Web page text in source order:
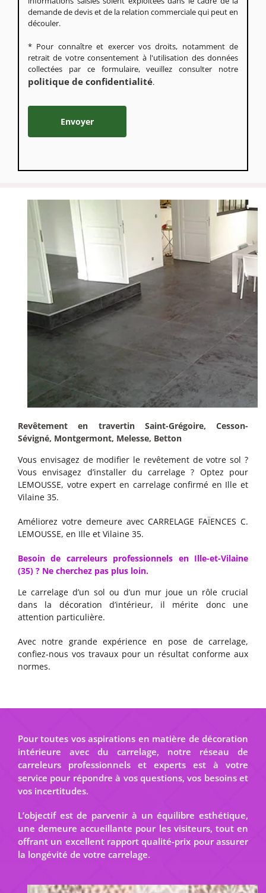
demande de devis et de la relation commerciale qui peut en
découler.
* Pour connaître et exercer vos droits, notamment de
retrait de votre consentement à l'utilisation des données
collectées par ce formulaire, veuillez consulter notre
politique de confidentialité.
Revêtement en travertin Saint-Grégoire, Cesson-
Sévigné, Montgermont, Melesse, Betton
Vous envisagez de modifier le revêtement de votre sol ?
Vous envisagez d’installer du carrelage ? Optez pour
LEMOUSSE, votre expert en carrelage confirmé en Ille et
Vilaine 35.
Améliorez votre demeure avec CARRELAGE FAÏENCES C.
LEMOUSSE, en Ille et Vilaine 35.
Besoin de carreleurs professionnels en Ille-et-Vilaine
(35) ? Ne cherchez pas plus loin.
Le carrelage d’un sol ou d’un mur joue un rôle crucial
dans la décoration d’intérieur, il mérite donc une
attention particulière.
Avec notre grande expérience en pose de carrelage,
confiez-nous vos travaux pour un résultat conforme aux
normes.
Pour toutes vos aspirations en matière de décoration
intérieure avec du carrelage, notre réseau de
carreleurs professionnels et experts est à votre
service pour répondre à vos questions, vos besoins et
vos incertitudes.
L’objectif est de parvenir à un équilibre esthétique,
une demeure accueillante pour les visiteurs, tout en
offrant un excellent rapport qualité-prix pour assurer
la longévité de votre carrelage.